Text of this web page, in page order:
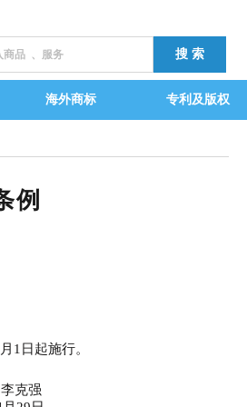
海外商标 专利及版权
例
1日起施行。
克强